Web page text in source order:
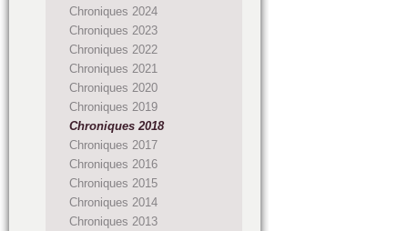
Chroniques 2024
Chroniques 2023
Chroniques 2022
Chroniques 2021
Chroniques 2020
Chroniques 2019
Chroniques 2018
Chroniques 2017
Chroniques 2016
Chroniques 2015
Chroniques 2014
Chroniques 2013